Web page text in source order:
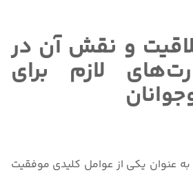
و نقش آن در
لازم برای
به عنوان یکی از عوامل کلیدی موفقیت